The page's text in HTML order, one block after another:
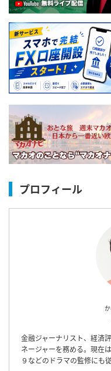
プロフィール
金融ジャーナリスト、経済
ネージャーを務める。現在
９などのドラマの監修にも